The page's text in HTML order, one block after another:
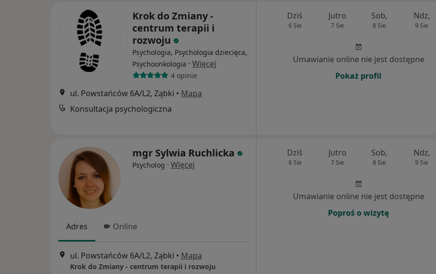
Krok do Zmiany -
centrum terapii i
rozwoju
Psychologia, Psychologia dziecięca,
Psychoonkologia · Więcej
4 opinie
ul. Powstańców 6A/L2, Ząbki • Mapa
Konsultacja psychologiczna
Dziś
6 Sie
Jutro
7 Sie
Sob,
8 Sie
Ndz,
9 Sie
Umawianie online nie jest dostępne
Pokaż profil
mgr Sylwia Ruchlicka
Psycholog · Więcej
Adres Online
ul. Powstańców 6A/L2, Ząbki • Mapa
Krok do Zmiany - centrum terapii i rozwoju
Dziś
6 Sie
Jutro
7 Sie
Sob,
8 Sie
Ndz,
9 Sie
Umawianie online nie jest dostępne
Poproś o wizytę